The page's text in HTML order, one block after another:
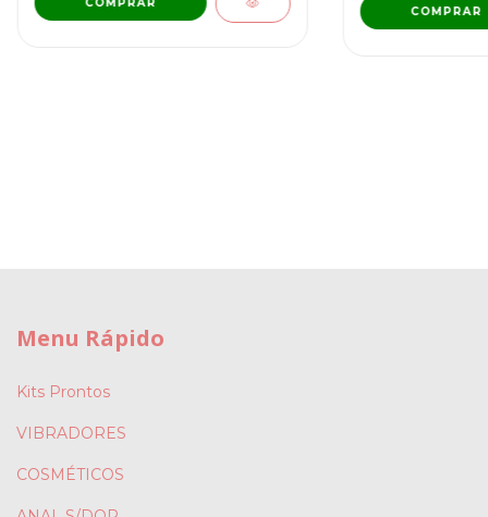
COMPRAR
Menu Rápido
Kits Prontos
VIBRADORES
COSMÉTICOS